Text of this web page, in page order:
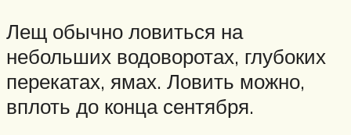
Лещ обычно ловиться на
небольших водоворотах, глубоких
перекатах, ямах. Ловить можно,
вплоть до конца сентября.